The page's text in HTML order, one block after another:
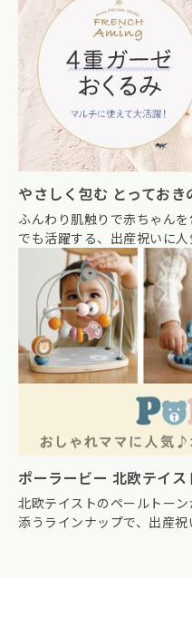
やさしく包む とってお
ふんわり肌触りで赤ちゃん
でも活躍する、出産祝いに人
ポーラービー 北欧テイ
北欧テイストのペールトー
添うラインナップで、出産